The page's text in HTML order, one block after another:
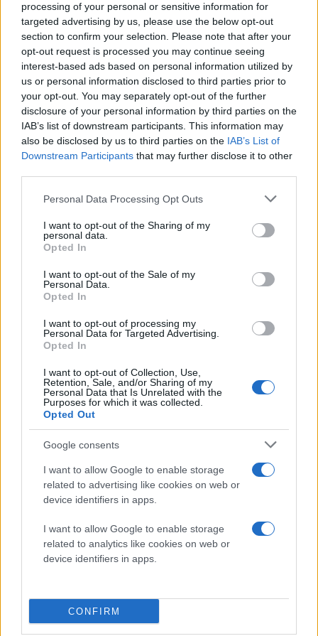
processing of your personal or sensitive information for
targeted advertising by us, please use the below opt-out
section to confirm your selection. Please note that after your
opt-out request is processed you may continue seeing
interest-based ads based on personal information utilized by
us or personal information disclosed to third parties prior to
your opt-out. You may separately opt-out of the further
disclosure of your personal information by third parties on the
IAB’s list of downstream participants. This information may
also be disclosed by us to third parties on the IAB’s List of
Downstream Participants that may further disclose it to other
Please note that this website/app uses one or more Google
not limited to your visit or usage behaviour. You may click to
grant or deny consent to Google and its third-party tags to
use your data for below specified purposes in below Google
consent section.
Personal Data Processing Opt Outs
I want to opt-out of the Sharing of my
personal data.
Opted In
I want to opt-out of the Sale of my
Personal Data.
Opted In
I want to opt-out of processing my
Personal Data for Targeted Advertising.
Opted In
I want to opt-out of Collection, Use,
Retention, Sale, and/or Sharing of my
Personal Data that Is Unrelated with the
Purposes for which it was collected.
Opted Out
Google consents
I want to allow Google to enable storage
related to advertising like cookies on web or
device identifiers in apps.
I want to allow Google to enable storage
related to analytics like cookies on web or
device identifiers in apps.
CONFIRM
Βάρος 146gr
Θα κυκλοφορήσει μέσα στο πρώτο τρίμηνο του 2013
σε τρία διαφορετικά χρώματα (μαύρο, λευκό, μωβ),
αλλά δεν έχει γίνει γνωστή μέχρι στιγμής η τιμή του.